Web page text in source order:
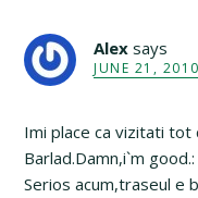
Alex says
JUNE 21,
Imi place ca vizitati tot
Barlad.Damn,i`m good.:
Serios acum,traseul e